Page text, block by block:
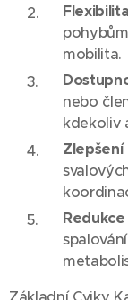
mobilita.
nebo
kdekoliv